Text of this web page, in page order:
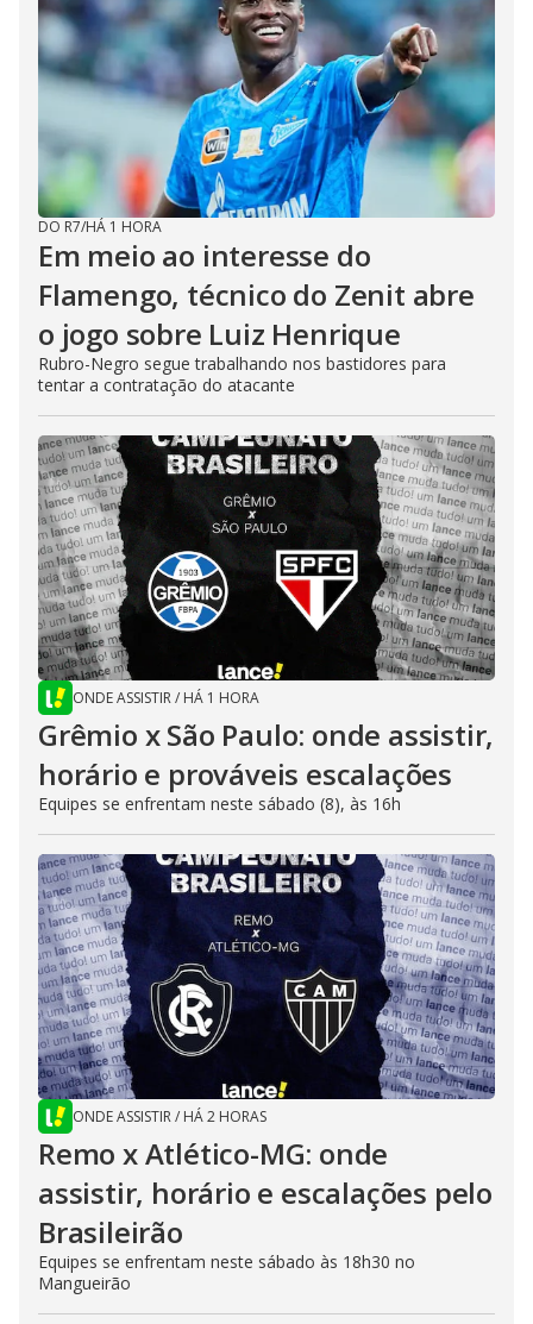
DO R7/HÁ 1 HORA
Em meio ao interesse do
Flamengo, técnico do Zenit abre
o jogo sobre Luiz Henrique
Rubro-Negro segue trabalhando nos bastidores para
tentar a contratação do atacante
ONDE ASSISTIR/ HÁ 1 HORA
Grêmio x São Paulo: onde assistir,
horário e prováveis escalações
Equipes se enfrentam neste sábado (8), às 16h
ONDE ASSISTIR/ HÁ 2 HORAS
Remo x Atlético-MG: onde
assistir, horário e escalações pelo
Brasileirão
Equipes se enfrentam neste sábado às 18h30 no
Mangueirão